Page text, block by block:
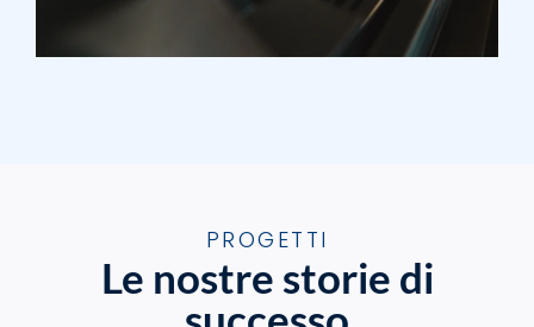
PROGETTI
Le nostre storie di